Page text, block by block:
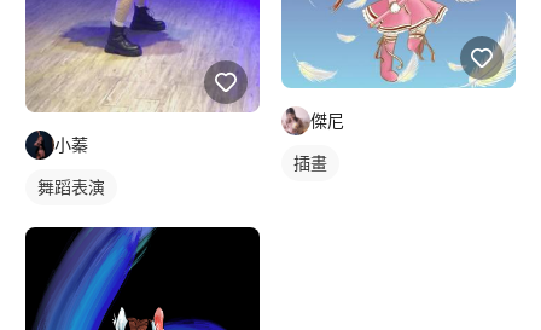
小蓁
舞蹈表演
傑尼
插畫